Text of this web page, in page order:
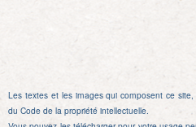
Les textes et les images qui composent ce
du Code de la propriété intellectuelle.